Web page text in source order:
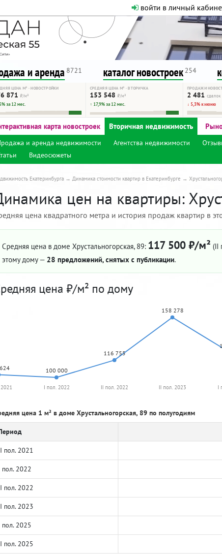
войти в личный
нормальная. Никакого
ресурсу, как он помогает
и аренда 8721 каталог новостроек 254
ЦЕНА М² · НОВОСТРОЙКИ
871 ₽/м²
за 12 мес.
СРЕДНЯЯ ЦЕНА М² · ВТОРИЧКА
153 548 ₽/м²
↑ 17,9% за 12 мес.
ПРОДАЖИ
2 481 сделок
↓ 5,3% к июню
карта новостроек Вторичная недвижимость
и аренда недвижимости Агентства недвижимости
Видеосюжеты
Екатеринбурга Динамика стоимости квартир в Екатеринбурге
цен на квартиры:
цена квадратного метра и история продаж квартир в
Средняя цена в доме Хрустальногорская, 89: 117 500 ₽/м² (II
этому дому — 28 предложений, снятых с публикации.
цена ₽/м² по дому
100 000
116 755
158 278
2021 I пол. 2022 II пол. 2022 II пол. 2023 I
цена 1 м² в доме Хрустальногорская, 89 по полугодиям
пол. 2021
пол. 2022
пол. 2022
пол. 2023
пол. 2025
пол. 2025